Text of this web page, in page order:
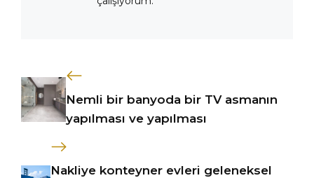
Nemli bir banyoda bir TV asmanın
yapılması ve yapılması
Nakliye konteyner evleri geleneksel